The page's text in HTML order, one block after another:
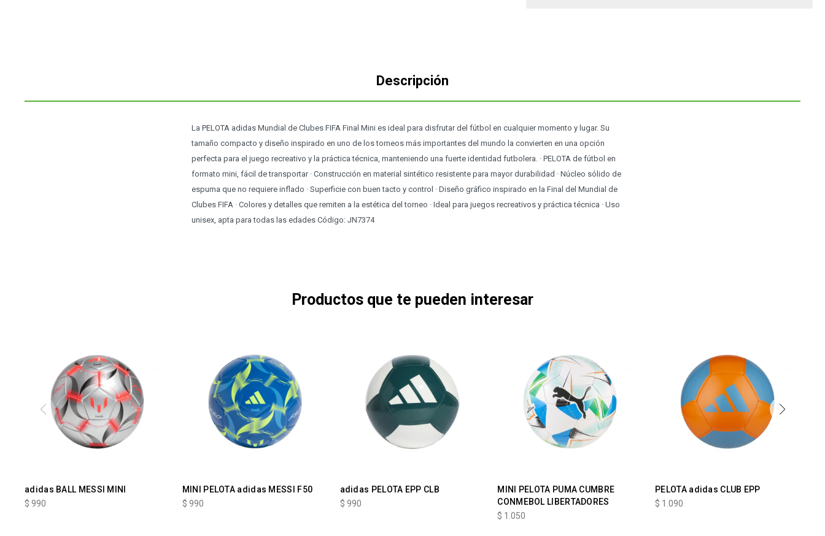
Descripción
La PELOTA adidas Mundial de Clubes FIFA Final Mini es ideal para disfrutar del fútbol en cualquier momento y lugar. Su
tamaño compacto y diseño inspirado en uno de los torneos más importantes del mundo la convierten en una opción
perfecta para el juego recreativo y la práctica técnica, manteniendo una fuerte identidad futbolera. · PELOTA de fútbol en
formato mini, fácil de transportar · Construcción en material sintético resistente para mayor durabilidad · Núcleo sólido de
espuma que no requiere inflado · Superficie con buen tacto y control · Diseño gráfico inspirado en la Final del Mundial de
Clubes FIFA · Colores y detalles que remiten a la estética del torneo · Ideal para juegos recreativos y práctica técnica · Uso
unisex, apta para todas las edades Código: JN7374
Productos que te pueden interesar
adidas BALL MESSI MINI
$ 990
MINI PELOTA adidas MESSI F50
$ 990
adidas PELOTA EPP CLB
$ 990
MINI PELOTA PUMA CUMBRE
CONMEBOL LIBERTADORES
$ 1.050
PELOTA adidas CLUB EPP
$ 1.090